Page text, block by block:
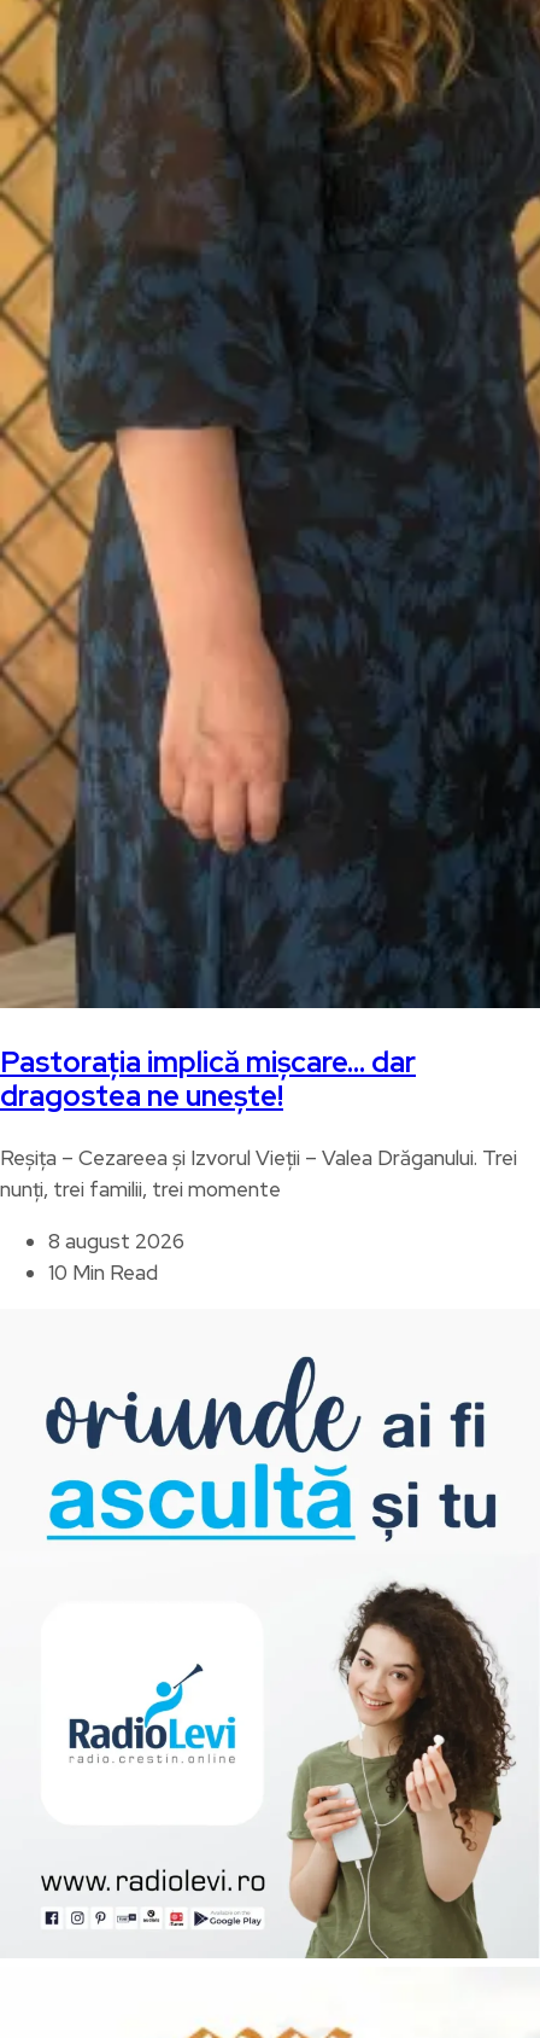
Pastorația implică mișcare… dar
dragostea ne unește!
Reșița – Cezareea și Izvorul Vieții – Valea Drăganului. Trei
nunți, trei familii, trei momente
8 august 2026
10 Min Read